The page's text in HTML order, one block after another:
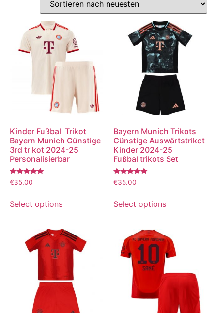
Kinder Fußball Trikot
Bayern Munich Günstige
3rd trikot 2024-25
Personalisierbar
Bewertet
mit
€35.00
Select options
Bayern Munich Trikots
Günstige Auswärtstrikot
Kinder 2024-25
Fußballtrikots Set
Bewertet
mit
€35.00
Select options